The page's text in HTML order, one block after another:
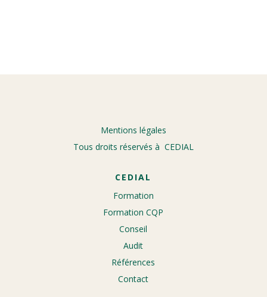
CEDIAL
Formation
Formation CQP
Conseil
Audit
Références
Contact
Mentions légales
Tous droits réservés à CEDIAL